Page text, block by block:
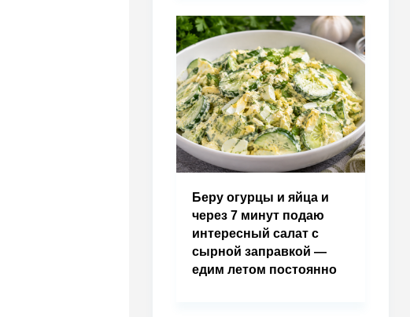
Беру огурцы и яйца и
через 7 минут подаю
интересный салат с
сырной заправкой —
едим летом постоянно